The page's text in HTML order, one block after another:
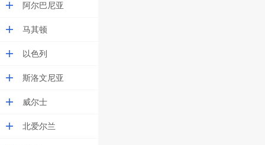
阿尔巴尼亚
马其顿
以色列
斯洛文尼亚
威尔士
北爱尔兰